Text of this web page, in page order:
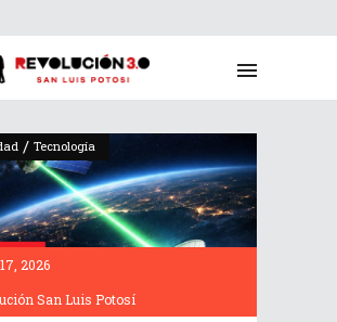
/ Tecnología
2026
San Luis Potosí